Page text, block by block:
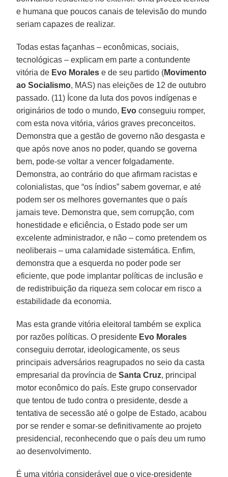
e humana que poucos canais de televisão do mundo
seriam capazes de realizar.
Todas estas façanhas – econômicas, sociais,
tecnológicas – explicam em parte a contundente
vitória de Evo Morales e de seu partido (Movimento
ao Socialismo, MAS) nas eleições de 12 de outubro
passado. (11) Ícone da luta dos povos indígenas e
originários de todo o mundo, Evo conseguiu romper,
com esta nova vitória, vários graves preconceitos.
Demonstra que a gestão de governo não desgasta e
que após nove anos no poder, quando se governa
bem, pode-se voltar a vencer folgadamente.
Demonstra, ao contrário do que afirmam racistas e
colonialistas, que “os índios” sabem governar, e até
podem ser os melhores governantes que o país
jamais teve. Demonstra que, sem corrupção, com
honestidade e eficiência, o Estado pode ser um
excelente administrador, e não – como pretendem os
neoliberais – uma calamidade sistemática. Enfim,
demonstra que a esquerda no poder pode ser
eficiente, que pode implantar políticas de inclusão e
de redistribuição da riqueza sem colocar em risco a
estabilidade da economia.
Mas esta grande vitória eleitoral também se explica
por razões políticas. O presidente Evo Morales
conseguiu derrotar, ideologicamente, os seus
principais adversários reagrupados no seio da casta
empresarial da província deSanta Cruz, principal
motor econômico do país. Este grupo conservador
que tentou de tudo contra o presidente, desde a
tentativa de secessão até o golpe de Estado, acabou
por se render e somar-se definitivamente ao projeto
presidencial, reconhecendo que o país deu um rumo
ao desenvolvimento.
É uma vitória considerável que o vice-presidente